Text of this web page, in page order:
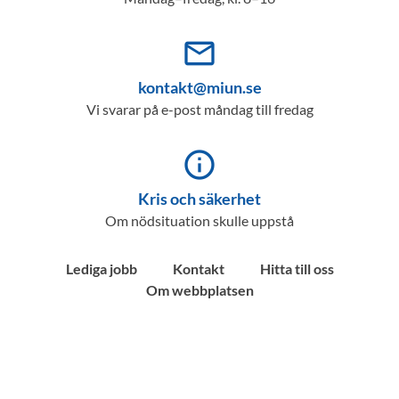
mail_outline
kontakt@miun.se
Vi svarar på e-post måndag till fredag
info_outline
Kris och säkerhet
Om nödsituation skulle uppstå
Lediga jobb Kontakt
Hitta till oss
Om webbplatsen